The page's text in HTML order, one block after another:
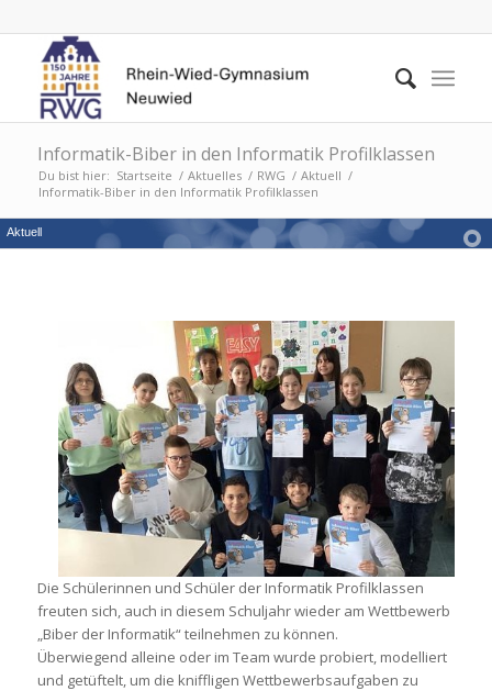
Informatik-Biber in den Informatik Profilklassen
Du bist hier: Startseite / Aktuelles / RWG / Aktuell /
Informatik-Biber in den Informatik Profilklassen
Aktuell
Die Schülerinnen und Schüler der Informatik Profilklassen
freuten sich, auch in diesem Schuljahr wieder am Wettbewerb
„Biber der Informatik“ teilnehmen zu können.
Überwiegend alleine oder im Team wurde probiert, modelliert
und getüftelt, um die kniffligen Wettbewerbsaufgaben zu